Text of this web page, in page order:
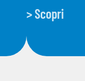
> Scopri